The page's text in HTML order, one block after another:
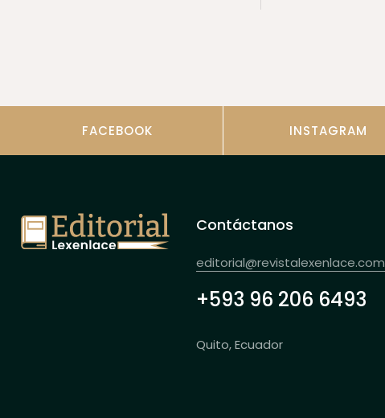
FACEBOOK INSTAGRAM
Contáctanos
editorial@revistalexenlace.com
+593 96 206 6493
Quito, Ecuador